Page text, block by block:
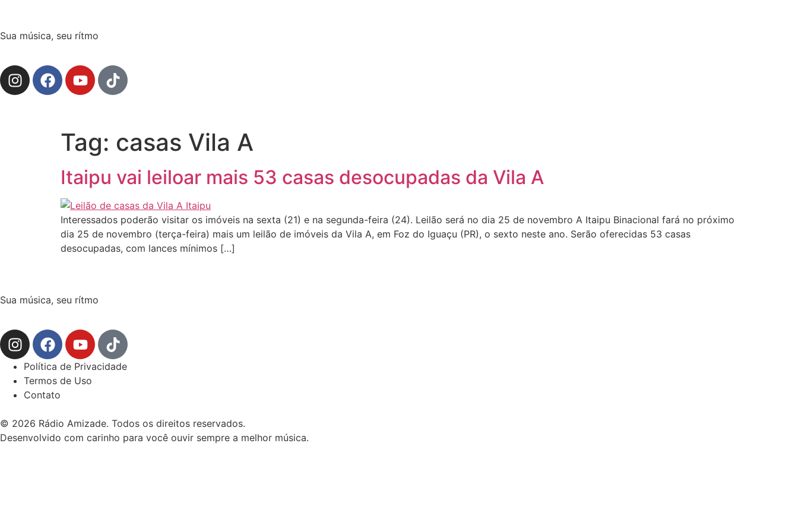
Sua música, seu rítmo
Tag: casas Vila A
Itaipu vai leiloar mais 53 casas desocupadas da Vila A
Interessados poderão visitar os imóveis na sexta (21) e na segunda-feira (24). Leilão será no dia 25 de novembro A Itaipu Binacional fará no próximo
dia 25 de novembro (terça-feira) mais um leilão de imóveis da Vila A, em Foz do Iguaçu (PR), o sexto neste ano. Serão oferecidas 53 casas
desocupadas, com lances mínimos […]
Sua música, seu rítmo
Política de Privacidade
Termos de Uso
Contato
© 2026 Rádio Amizade. Todos os direitos reservados.
Desenvolvido com carinho para você ouvir sempre a melhor música.